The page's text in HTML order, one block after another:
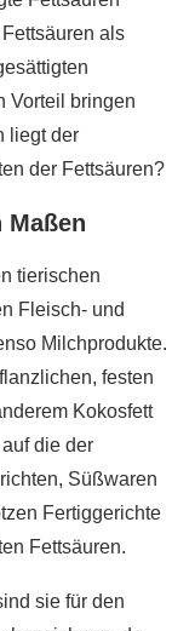
als
Vorteil bringen
liegt der
der Fettsäuren?
tierischen
Fleisch- und
Milchprodukte.
festen
Kokosfett
die der
Süßwaren
Fertiggerichte
Fettsäuren.
sie für den